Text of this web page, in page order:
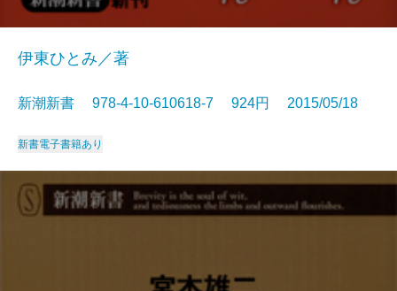
伊東ひとみ／著
新潮新書 978-4-10-610618-7 924円 2015/05/18
新書電子書籍あり